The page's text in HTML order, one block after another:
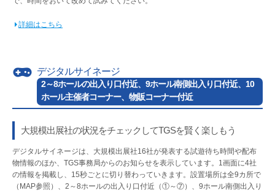
詳細はこちら
デジタルサイネージ
2～8ホールの出入り口付近、9ホール南側出入り口付近、10
ホール主催者コーナー、物販コーナー付近
大規模出展社の状況をチェックしてTGSを賢く楽しもう
デジタルサイネージは、大規模出展社16社が発表する試遊待ち時間や配布
物情報のほか、TGS事務局からのお知らせを表示しています。1画面に4社
の情報を掲載し、15秒ごとに切り替わっていきます。設置場所は全9カ所で
（MAP参照）、2～8ホールの出入り口付近（①～⑦）、9ホール南側出入り